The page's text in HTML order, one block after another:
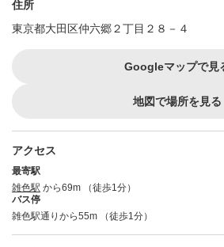
住所
東京都大田区仲六郷２丁目２８－４
Googleマップで見
地図で場所を見る
アクセス
最寄駅
雑色駅 から69m （徒歩1分）
バス停
雑色駅通りから55m （徒歩1分）